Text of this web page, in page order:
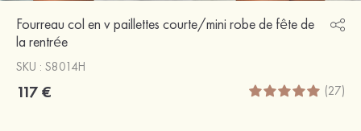
Fourreau col en v paillettes courte/mini robe de fête de
la rentrée
SKU : S8014H
117 € (27)